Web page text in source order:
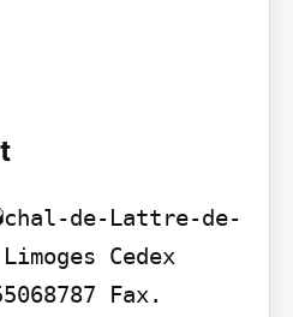
de-Lattre-de-
Cedex
Fax.